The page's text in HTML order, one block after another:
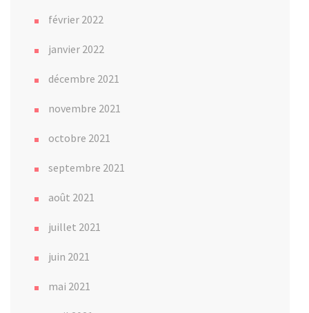
février 2022
janvier 2022
décembre 2021
novembre 2021
octobre 2021
septembre 2021
août 2021
juillet 2021
juin 2021
mai 2021